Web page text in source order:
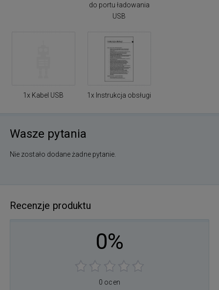
do portu ładowania
USB
1x Kabel USB 1x Instrukcja obsługi
Wasze pytania
Nie zostało dodane żadne pytanie.
Recenzje produktu
0%
0 ocen